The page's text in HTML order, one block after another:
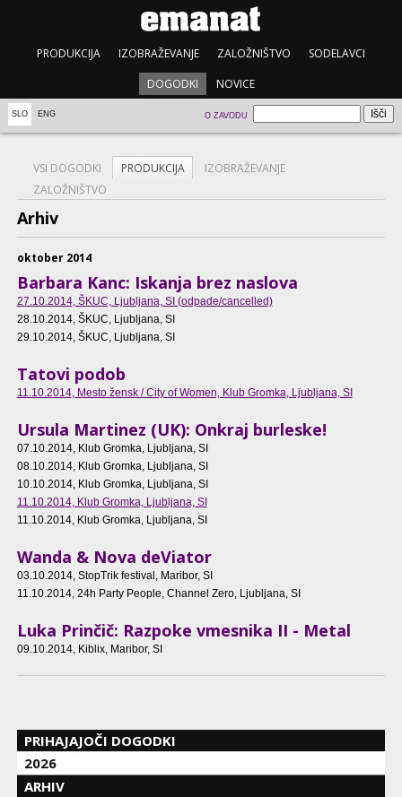
PRODUKCIJA IZOBRAŽEVANJE ZALOŽNIŠTVO SODELAVCI
DOGODKI NOVICE
SLO ENG O ZAVODU
VSI DOGODKI PRODUKCIJA
IZOBRAŽEVANJE
ZALOŽNIŠTVO
Arhiv
oktober 2014
Barbara Kanc: Iskanja brez naslova
27.10.2014, ŠKUC, Ljubljana, SI (odpade/cancelled)
28.10.2014, ŠKUC, Ljubljana, SI
29.10.2014, ŠKUC, Ljubljana, SI
Tatovi podob
11.10.2014, Mesto žensk / City of Women, Klub Gromka, Ljubljana, SI
Ursula Martinez (UK): Onkraj burleske!
07.10.2014, Klub Gromka, Ljubljana, SI
08.10.2014, Klub Gromka, Ljubljana, SI
10.10.2014, Klub Gromka, Ljubljana, SI
11.10.2014, Klub Gromka, Ljubljana, SI
11.10.2014, Klub Gromka, Ljubljana, SI
Wanda & Nova deViator
03.10.2014, StopTrik festival, Maribor, SI
11.10.2014, 24h Party People, Channel Zero, Ljubljana, SI
Luka Prinčič: Razpoke vmesnika II - Metal
09.10.2014, Kiblix, Maribor, SI
PRIHAJAJOČI DOGODKI
2026
ARHIV